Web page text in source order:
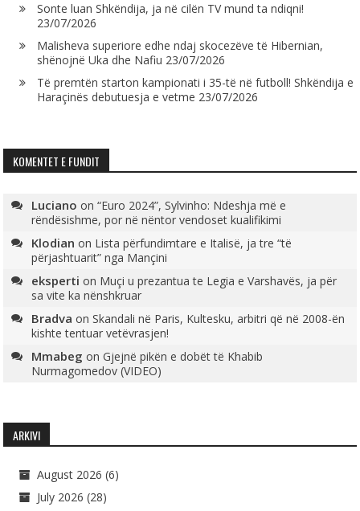
Sonte luan Shkëndija, ja në cilën TV mund ta ndiqni!
23/07/2026
Malisheva superiore edhe ndaj skocezëve të Hibernian,
shënojnë Uka dhe Nafiu 23/07/2026
Të premtën starton kampionati i 35-të në futboll! Shkëndija e
Haraçinës debutuesja e vetme 23/07/2026
KOMENTET E FUNDIT
Luciano on“Euro 2024”, Sylvinho: Ndeshja më e
rëndësishme, por në nëntor vendoset kualifikimi
Klodian on Lista përfundimtare e Italisë, ja tre “të
përjashtuarit” nga Mançini
eksperti on Muçi u prezantua te Legia e Varshavës, ja për
sa vite ka nënshkruar
Bradva onSkandali në Paris, Kultesku, arbitri që në 2008-ën
kishte tentuar vetëvrasjen!
Mmabeg onGjejnë pikën e dobët të Khabib
Nurmagomedov (VIDEO)
ARKIVI
August 2026 (6)
July 2026 (28)